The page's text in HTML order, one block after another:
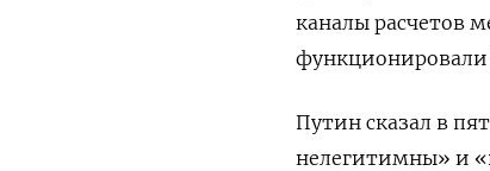
каналы расчетов
функционировали
Путин сказал в
нелегитимны» и